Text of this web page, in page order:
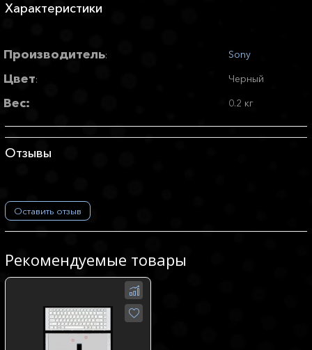
Характеристики
Производитель: Sony
Цвет: Черный
Вес: 0.2 кг
Отзывы
Оставить отзыв
Рекомендуемые товары